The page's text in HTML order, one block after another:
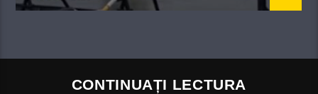
CONTINUAȚI LECTURA